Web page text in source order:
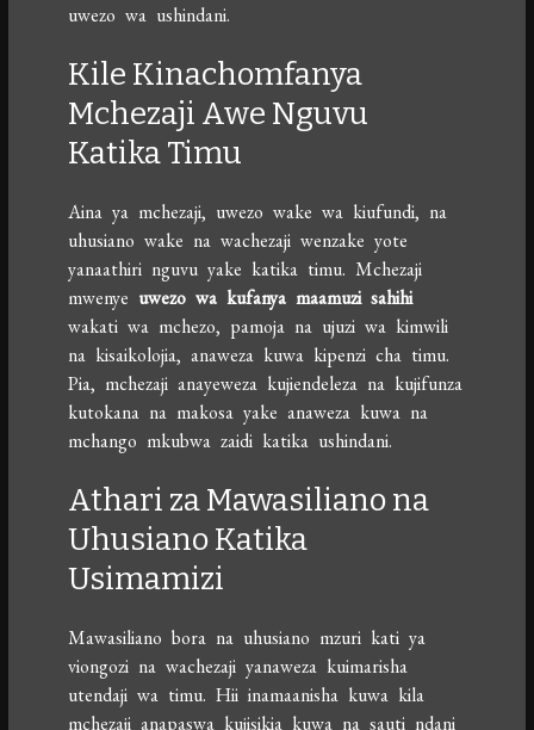
uwezo wa ushindani.
Kile Kinachomfanya
Mchezaji Awe Nguvu
Katika Timu
Aina ya mchezaji, uwezo wake wa kiufundi, na
uhusiano wake na wachezaji wenzake yote
yanaathiri nguvu yake katika timu. Mchezaji
mwenye uwezo wa kufanya maamuzi sahihi
wakati wa mchezo, pamoja na ujuzi wa kimwili
na kisaikolojia, anaweza kuwa kipenzi cha timu.
Pia, mchezaji anayeweza kujiendeleza na kujifunza
kutokana na makosa yake anaweza kuwa na
mchango mkubwa zaidi katika ushindani.
Athari za Mawasiliano na
Uhusiano Katika
Usimamizi
Mawasiliano bora na uhusiano mzuri kati ya
viongozi na wachezaji yanaweza kuimarisha
utendaji wa timu. Hii inamaanisha kuwa kila
mchezaji anapaswa kujisikia kuwa na sauti ndani